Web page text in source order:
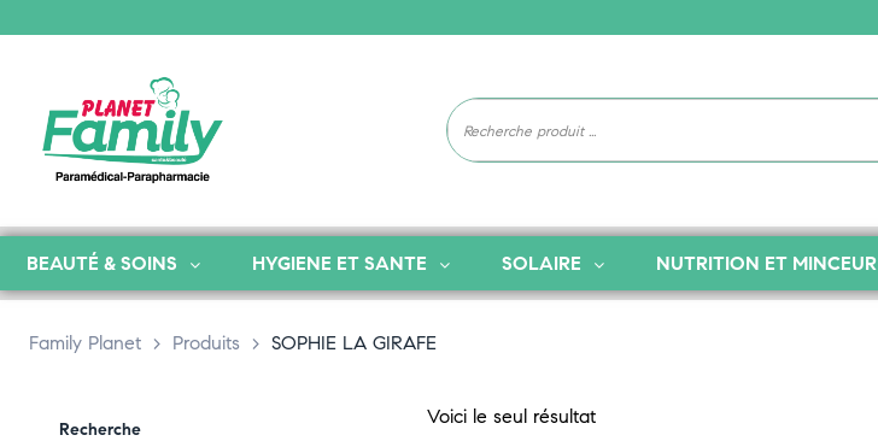
BEAUTÉ & SOINS HYGIENE ET SANTE SOLAIRE NUTRITION ET MINCEUR
Family Planet > Produits > SOPHIE LA GIRAFE
Voici le seul résultat
Recherche